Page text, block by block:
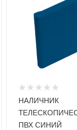
НАЛИЧНИК
ПВХ СИНИЙ